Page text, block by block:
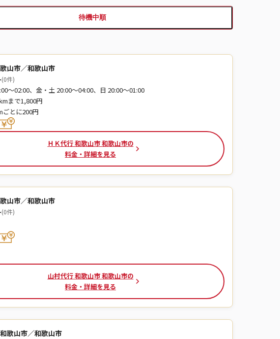
待機中順
山市／和歌山市
(0件)
〜02:00、金・土 20:00〜04:00、日 20:00〜01:00
まで1,800円
ごとに200円
ＨＫ代行 和歌山市 和歌山市の
料金・詳細を見る
山市／和歌山市
(0件)
山村代行 和歌山市 和歌山市の
料金・詳細を見る
歌山市／和歌山市